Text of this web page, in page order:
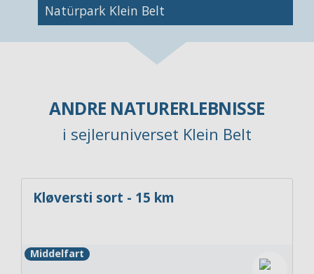
Natürpark Klein Belt
ANDRE NATURERLEBNISSE
i sejleruniverset Klein Belt
Kløversti sort - 15 km
Middelfart